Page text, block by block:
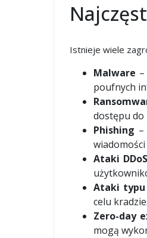
Istnieje wiele
Malware
poufnych
dostępu do
Phishing
Ataki DDoS
Ataki typu
celu
Zero-day
mogą